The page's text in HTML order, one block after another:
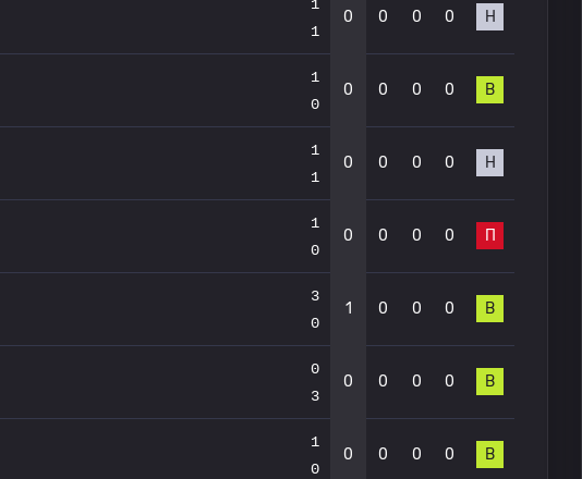
1
0 0 0 0 Н
1
0
0 0 0 0 В
1
1
0 0 0 0 Н
1
0
0 0 0 0 П
3
0
1 0 0 0 В
0
3
0 0 0 0 В
1
0
0 0 0 0 В